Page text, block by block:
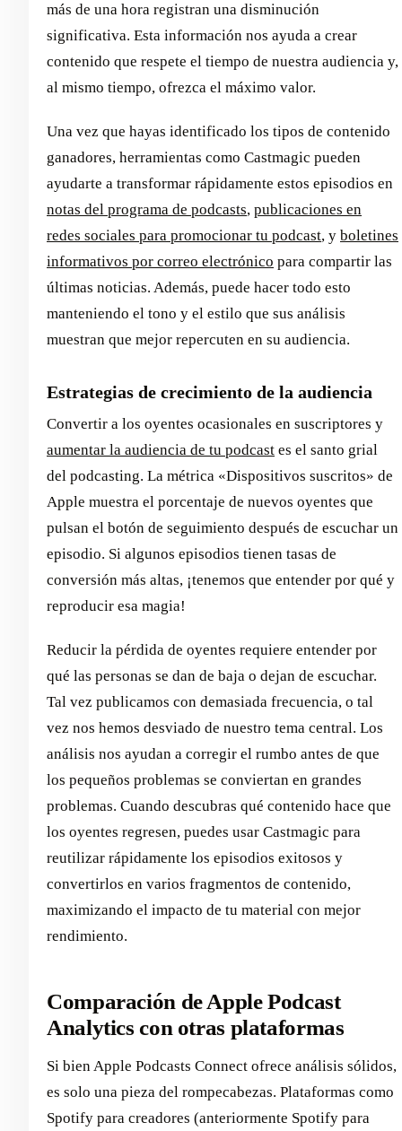
más de una hora registran una disminución
significativa. Esta información nos ayuda a crear
contenido que respete el tiempo de nuestra audiencia y,
al mismo tiempo, ofrezca el máximo valor.
Una vez que hayas identificado los tipos de contenido
ganadores, herramientas como Castmagic pueden
ayudarte a transformar rápidamente estos episodios en
notas del programa de podcasts, publicaciones en
redes sociales para promocionar tu podcast, y boletines
informativos por correo electrónico para compartir las
últimas noticias. Además, puede hacer todo esto
manteniendo el tono y el estilo que sus análisis
muestran que mejor repercuten en su audiencia.
Estrategias de crecimiento de la audiencia
Convertir a los oyentes ocasionales en suscriptores y
aumentar la audiencia de tu podcast es el santo grial
del podcasting. La métrica «Dispositivos suscritos» de
Apple muestra el porcentaje de nuevos oyentes que
pulsan el botón de seguimiento después de escuchar un
episodio. Si algunos episodios tienen tasas de
conversión más altas, ¡tenemos que entender por qué y
reproducir esa magia!
Reducir la pérdida de oyentes requiere entender por
qué las personas se dan de baja o dejan de escuchar.
Tal vez publicamos con demasiada frecuencia, o tal
vez nos hemos desviado de nuestro tema central. Los
análisis nos ayudan a corregir el rumbo antes de que
los pequeños problemas se conviertan en grandes
problemas. Cuando descubras qué contenido hace que
los oyentes regresen, puedes usar Castmagic para
reutilizar rápidamente los episodios exitosos y
convertirlos en varios fragmentos de contenido,
maximizando el impacto de tu material con mejor
rendimiento.
Comparación de Apple Podcast
Analytics con otras plataformas
Si bien Apple Podcasts Connect ofrece análisis sólidos,
es solo una pieza del rompecabezas. Plataformas como
Spotify para creadores (anteriormente Spotify para